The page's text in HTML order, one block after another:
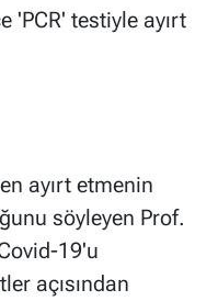
'PCR' testiyle ayırt
ayırt etmenin
söyleyen Prof.
19'u
açısından